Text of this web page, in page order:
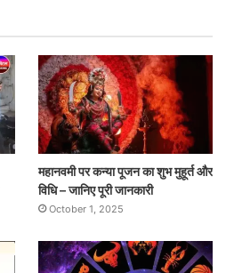
महानवमी पर कन्या पूजन का शुभ मुहूर्त और
विधि – जानिए पूरी जानकारी
October 1, 2025